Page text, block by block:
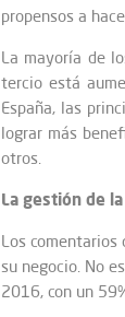
propensos a
La mayoría de
tercio está
España, las
lograr más
otros.
La gestión de
Los
su negocio. No
2016, con un